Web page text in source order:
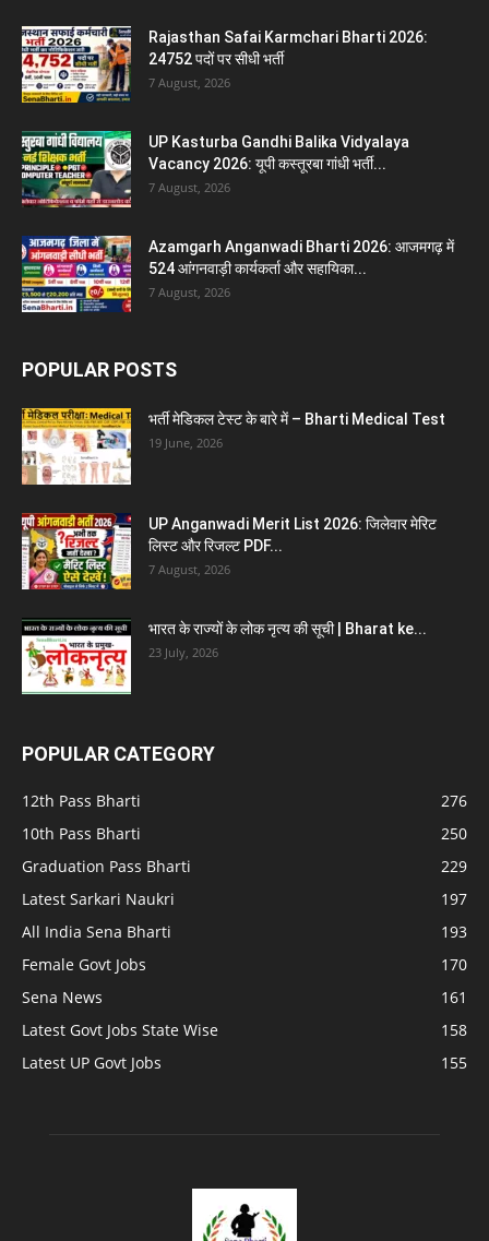
Rajasthan Safai Karmchari Bharti 2026:
24752 पदों पर सीधी भर्ती
7 August, 2026
UP Kasturba Gandhi Balika Vidyalaya
Vacancy 2026: यूपी कस्तूरबा गांधी भर्ती...
7 August, 2026
Azamgarh Anganwadi Bharti 2026: आजमगढ़ में
524 आंगनवाड़ी कार्यकर्ता और सहायिका...
7 August, 2026
POPULAR POSTS
भर्ती मेडिकल टेस्ट के बारे में – Bharti Medical Test
19 June, 2026
UP Anganwadi Merit List 2026: जिलेवार मेरिट
लिस्ट और रिजल्ट PDF...
7 August, 2026
भारत के राज्यों के लोक नृत्य की सूची | Bharat ke...
23 July, 2026
POPULAR CATEGORY
12th Pass Bharti
276
10th Pass Bharti
250
Graduation Pass Bharti
229
Latest Sarkari Naukri
197
All India Sena Bharti
193
Female Govt Jobs
170
Sena News
161
Latest Govt Jobs State Wise
158
Latest UP Govt Jobs
155